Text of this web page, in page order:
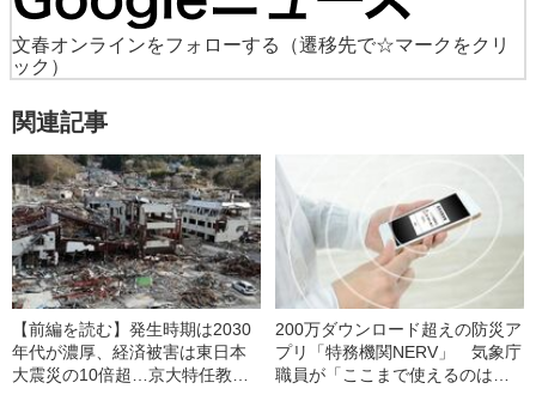
文春オンラインをフォローする
（遷移先で☆マークをクリ
ック）
関連記事
【前編を読む】発生時期は2030
年代が濃厚、経済被害は東日本
大震災の10倍超…京大特任教授
200万ダウンロード超えの防災ア
プリ「特務機関NERV」 気象庁
職員が「ここまで使えるのはほ